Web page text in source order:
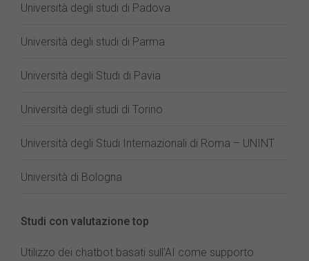
Università degli studi di Padova
Università degli studi di Parma
Università degli Studi di Pavia
Università degli studi di Torino
Università degli Studi Internazionali di Roma – UNINT
Università di Bologna
Studi con valutazione top
Utilizzo dei chatbot basati sull'AI come supporto